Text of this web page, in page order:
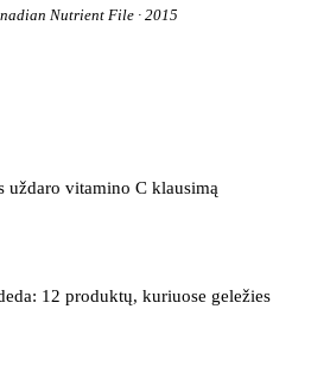
Nutrient File · 2015
uždaro vitamino C klausimą
12 produktų, kuriuose geležies